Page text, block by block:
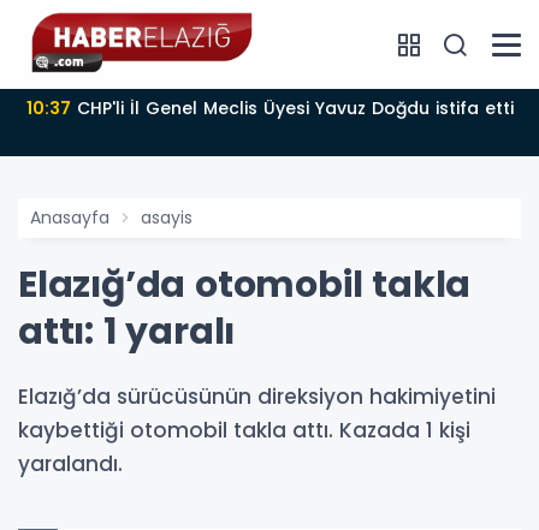
10:37 CHP'li İl Genel Meclis Üyesi Yavuz Doğdu istifa etti
Anasayfa asayis
Elazığ’da otomobil takla
attı: 1 yaralı
Elazığ’da sürücüsünün direksiyon hakimiyetini
kaybettiği otomobil takla attı. Kazada 1 kişi
yaralandı.